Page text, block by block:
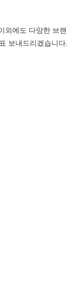
외에도 다양한 브랜
보내드리겠습니다.